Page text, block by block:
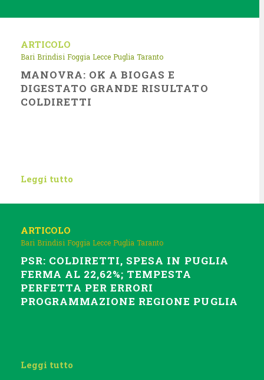
ARTICOLO
Bari Brindisi Foggia Lecce Puglia Taranto
MANOVRA: OK A BIOGAS E
DIGESTATO GRANDE RISULTATO
COLDIRETTI
Leggi tutto
ARTICOLO
Bari Brindisi Foggia Lecce Puglia Taranto
PSR: COLDIRETTI, SPESA IN PUGLIA
FERMA AL 22,62%; TEMPESTA
PERFETTA PER ERRORI
PROGRAMMAZIONE REGIONE PUGLIA
Leggi tutto